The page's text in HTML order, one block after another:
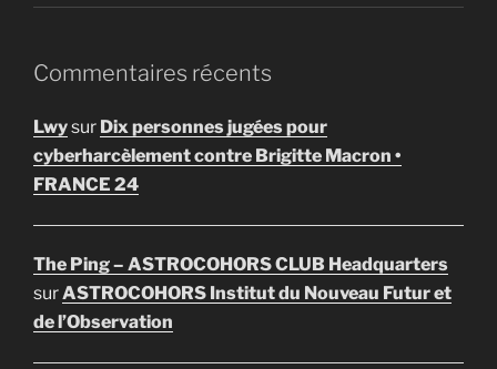
Commentaires récents
Lwysur Dix personnes jugées pour
cyberharcèlement contre Brigitte Macron •
FRANCE 24
The Ping – ASTROCOHORS CLUB Headquarters
surASTROCOHORS Institut du Nouveau Futur et
de l’Observation